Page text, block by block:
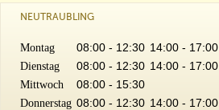
NEUTRAUBLING
Montag 08:00 - 12:30 14:00 - 17:00
Dienstag 08:00 - 12:30 14:00 - 17:00
Mittwoch 08:00 - 15:30
Donnerstag 08:00 - 12:30 14:00 - 17:00